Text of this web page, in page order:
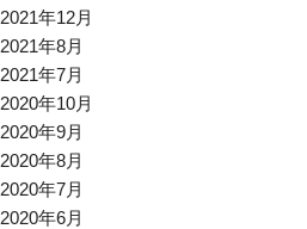
2021年12月
2021年8月
2021年7月
2020年10月
2020年9月
2020年8月
2020年7月
2020年6月